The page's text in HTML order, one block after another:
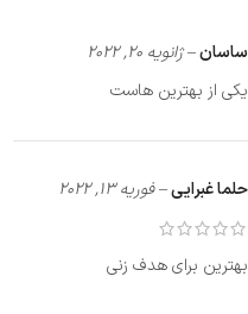
ساسان–ژانویه 20, 2022
یکی از بهترین هاست
حلما غبرایی–فوریه 13, 2022
بهترین برای هدف زنی